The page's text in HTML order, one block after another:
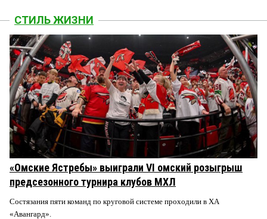
СТИЛЬ ЖИЗНИ
«Омские Ястребы» выиграли VI омский розыгрыш
предсезонного турнира клубов МХЛ
Состязания пяти команд по круговой системе проходили в ХА
«Авангард».